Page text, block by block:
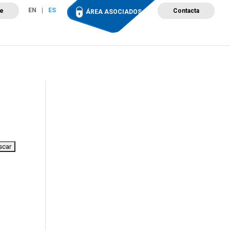
EN ES ÁREA ASOCIADOS Contacta
Campus de Formación